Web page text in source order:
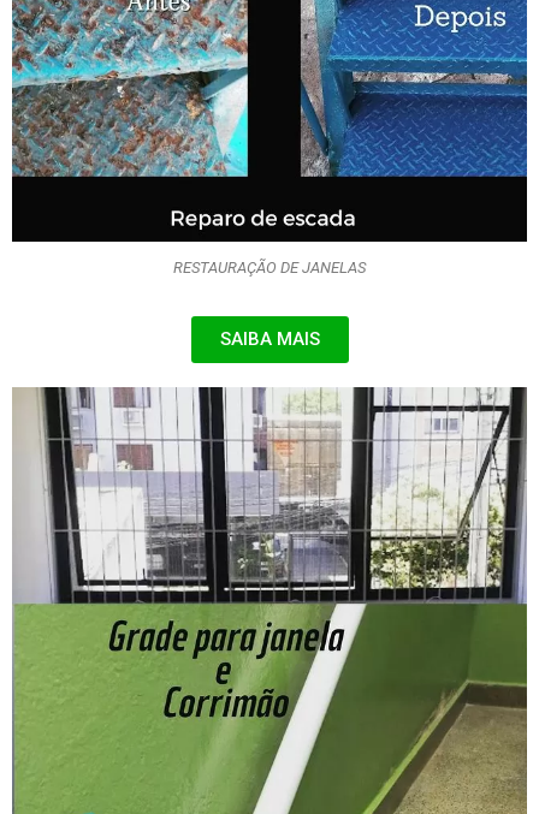
RESTAURAÇÃO DE JANELAS
SAIBA MAIS